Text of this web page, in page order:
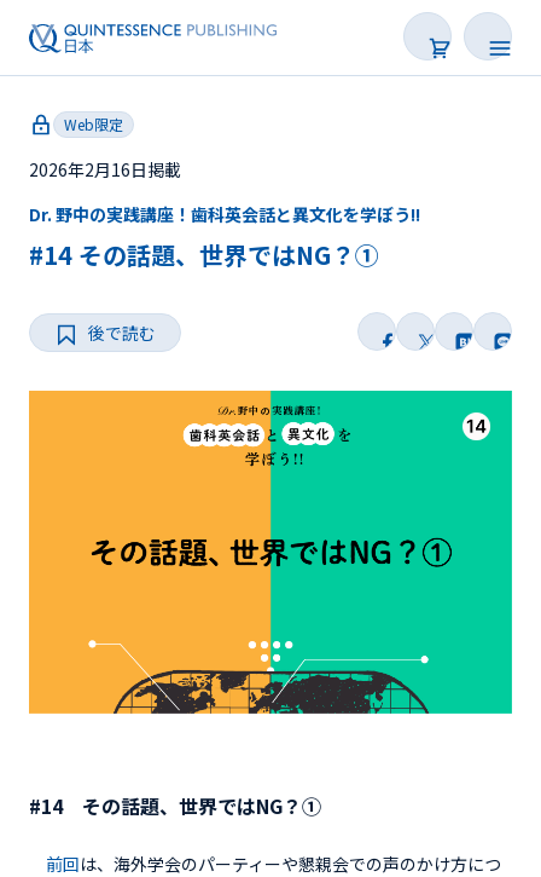
新着
連載
トピックス
Web限定
Web限定
2026年2月16日掲載
Dr. 野中の実践講座！歯科英会話と異文化を学ぼう!!
#14 その話題、世界ではNG？①
後で読む
#14 その話題、世界ではNG？①
前回は、海外学会のパーティーや懇親会での声のかけ方につ